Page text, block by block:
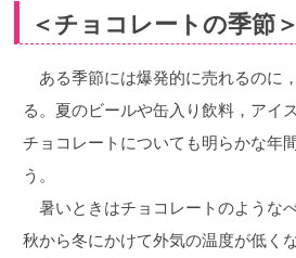
＜チョコレートの季節＞
ある季節には爆発的に売れるのに
る。夏のビールや缶入り飲料，アイ
チョコレートについても明らかな年
う。
暑いときはチョコレートのような
秋から冬にかけて外気の温度が低く